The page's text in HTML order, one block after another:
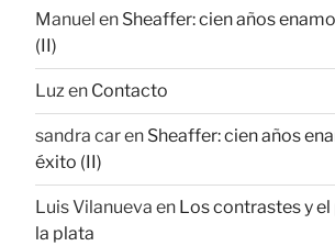
Manuel en Sheaffer: cien años
(II)
Luzen Contacto
sandra caren Sheaffer: cien años
éxito (II)
Luis Vilanueva en Los contrastes y
la plata